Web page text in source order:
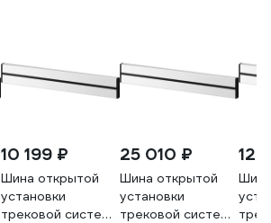
10 199 ₽
Шина открытой
установки
трековой системы
25 010 ₽
Шина открытой
установки
трековой системы
12